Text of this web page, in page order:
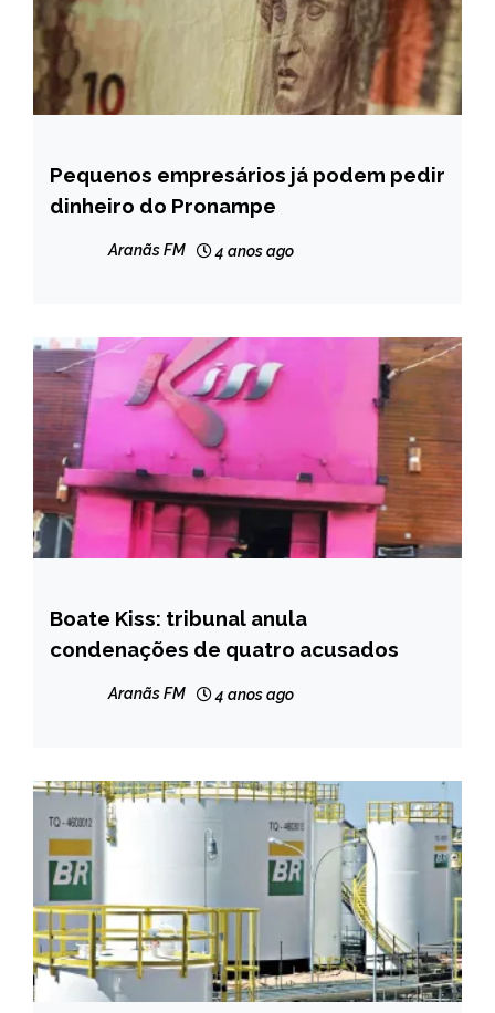
BRASIL
CAPELINHA
NOTÍCIAS
Pequenos empresários já podem pedir
dinheiro do Pronampe
Aranãs FM 4 anos ago
BRASIL
Boate Kiss: tribunal anula
condenações de quatro acusados
Aranãs FM 4 anos ago